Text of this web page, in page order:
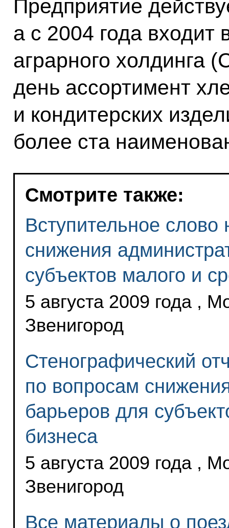
Предприятие
а с 2004 года входит
аграрного холдинга
день ассортимент
и кондитерских
более ста
Смотрите также:
Вступительное
снижения
субъектов малого и
5 августа 2009 года ,
Звенигород
Стенографический
по вопросам
барьеров для
бизнеса
5 августа 2009 года ,
Звенигород
Все материалы о